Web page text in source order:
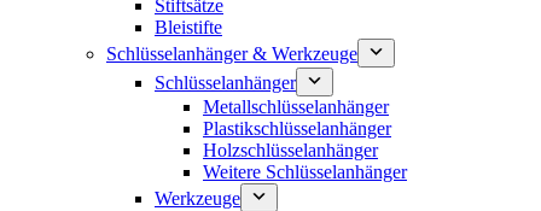
Stiftsätze
Bleistifte
Schlüsselanhänger & Werkzeuge
Schlüsselanhänger
Metallschlüsselanhänger
Plastikschlüsselanhänger
Holzschlüsselanhänger
Weitere Schlüsselanhänger
Werkzeuge